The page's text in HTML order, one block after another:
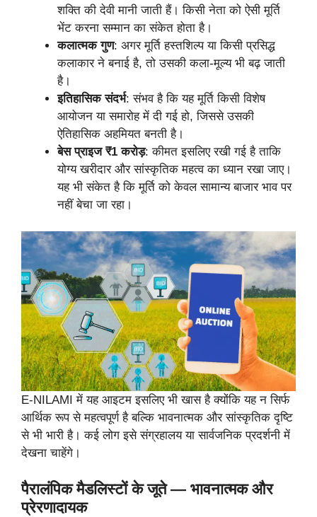
शक्ति की देवी मानी जाती हैं। किसी नेता को ऐसी मूर्ति
भेंट करना सम्मान का संकेत होता है।
कलात्मक गुण: अगर मूर्ति हस्तशिल्प या किसी प्रसिद्ध
कलाकार ने बनाई है, तो उसकी कला-मूल्य भी बढ़ जाती
है।
इतिहासिक संदर्भ: संभव है कि यह मूर्ति किसी विशेष
आयोजन या समारोह में दी गई हो, जिससे उसकी
ऐतिहासिक अहमियत बनती है।
बेस प्राइज ₹1 करोड़: कीमत इसलिए रखी गई है ताकि
योग्य खरीदार और सांस्कृतिक महत्व का ध्यान रखा जाए।
यह भी संकेत है कि मूर्ति को केवल सामान्य बाजार भाव पर
नहीं बेचा जा रहा।
E-NILAMI में यह आइटम इसलिए भी खास है क्योंकि यह न सिर्फ
आर्थिक रूप से महत्वपूर्ण है बल्कि भावनात्मक और सांस्कृतिक दृष्टि
से भी भारी है। कई लोग इसे संग्रहालय या सार्वजनिक प्रदर्शनी में
देखना चाहेंगे।
पैरालंपिक मैडलिस्टों के जूते — भावनात्मक और
प्रेरणादायक